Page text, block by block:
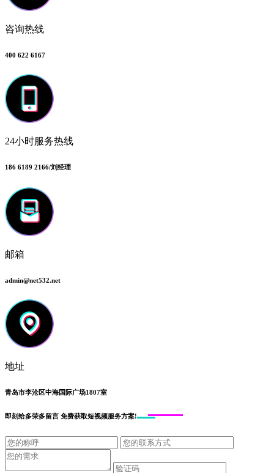
咨询热线
400 622 6167
24小时服务热线
186 6189 2166/刘经理
邮箱
admin@net532.net
地址
青岛市李沧区中海国际广场1807室
即刻给多荣多留言 免费获取短视频服务方案!